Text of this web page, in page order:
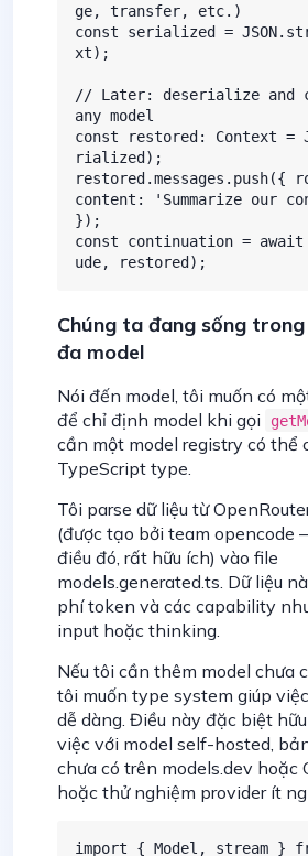
ge, transfer, etc.)
const serialized =
xt);
// Later: deserialize and
any model
const restored: Context =
rialized);
content: 'Summarize our
});
const continuation = await
ude, restored);
Chúng ta đang sống
đa model
Nói đến model, tôi muốn có
để chỉ định model khi gọi
cần một model registry có thể
TypeScript type.
Tôi parse dữ liệu từ
(được tạo bởi team opencode
điều đó, rất hữu ích) vào file
models.generated.ts. Dữ liệu
phí token và các capability
input hoặc thinking.
Nếu tôi cần thêm model chưa
tôi muốn type system giúp
dễ dàng. Điều này đặc biệt
việc với model self-hosted,
chưa có trên models.dev hoặc
hoặc thử nghiệm provider ít
import { Model, stream }